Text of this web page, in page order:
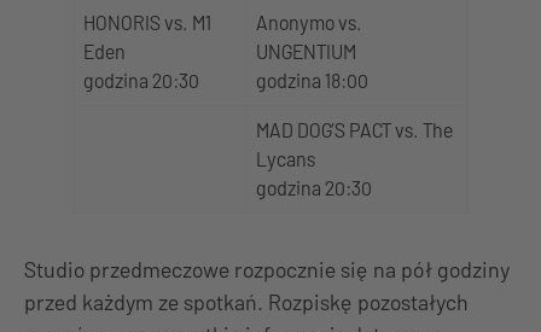
HONORIS vs. M1
Eden
godzina 20:30
Anonymo vs.
UNGENTIUM
godzina 18:00
MAD DOG’S PACT vs. The
Lycans
godzina 20:30
Studio przedmeczowe rozpocznie się na pół godziny
przed każdym ze spotkań. Rozpiskę pozostałych